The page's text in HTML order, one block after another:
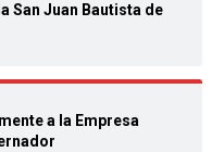
San Juan Bautista de
a la Empresa